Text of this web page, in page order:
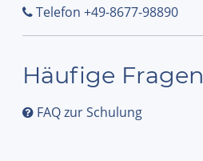
Telefon +49-8677-98890
Häufige Fragen
FAQ zur Schulung